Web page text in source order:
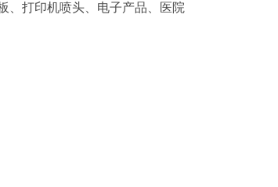
、打印机喷头、电子产品、医院